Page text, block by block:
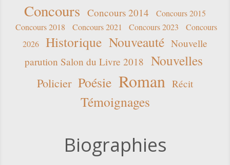
Concours Concours 2014
Concours 2015
Concours 2018
Concours 2021 Concours 2023
Concours
2026
Historique Nouveauté Nouvelle
parution Salon du Livre 2018 Nouvelles
Policier Poésie Roman Récit
Témoignages
Biographies